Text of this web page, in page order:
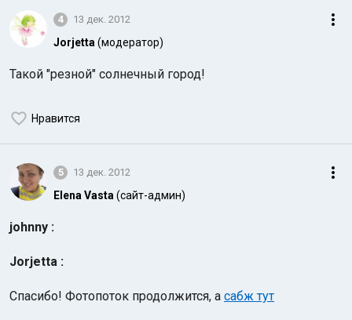
4 13 дек. 2012
Jorjetta (модератор)
Такой "резной" солнечный город!
Нравится
5 13 дек. 2012
Elena Vasta (сайт-админ)
johnny :
Jorjetta :
Спасибо! Фотопоток продолжится, а сабж тут